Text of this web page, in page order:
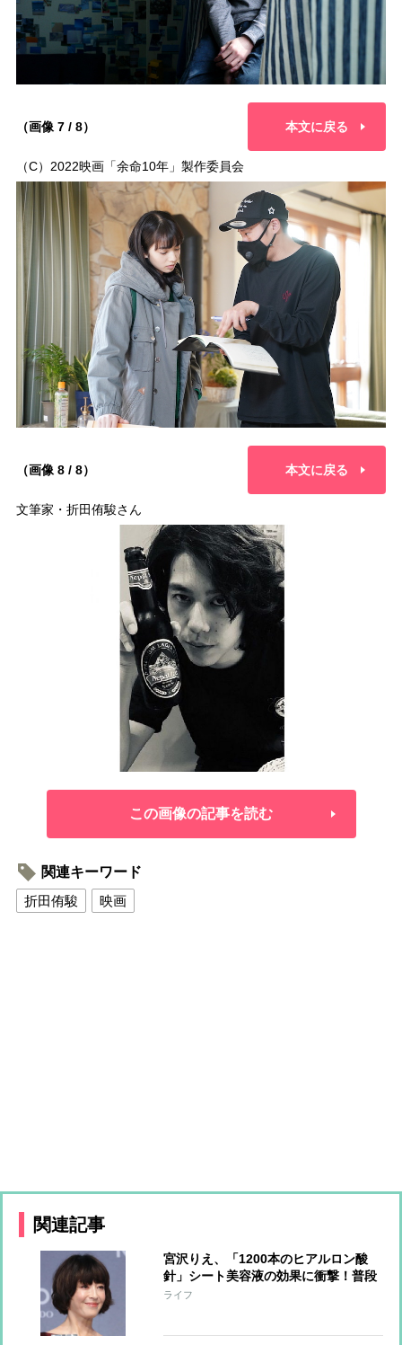
（画像 7 / 8） 本文に戻る
（C）2022映画「余命10年」製作委員会
（画像 8 / 8） 本文に戻る
文筆家・折田侑駿さん
この画像の記事を読む
関連キーワード
折田侑駿
映画
関連記事
宮沢りえ、「1200本のヒアルロン酸
針」シート美容液の効果に衝撃！普段
の美容法も明かす
ライフ